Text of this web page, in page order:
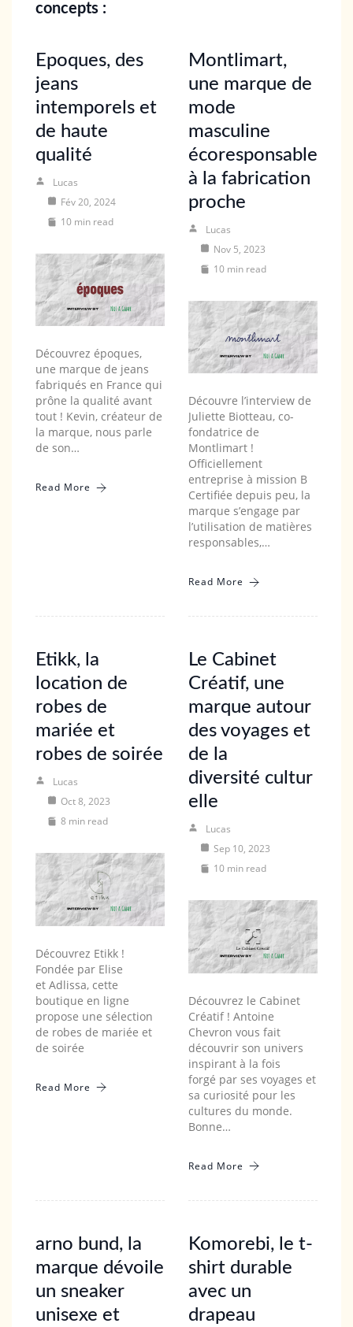
concepts :
Epoques, des
jeans
intemporels et
de haute
qualité
Lucas
Fév 20, 2024
10 min read
Découvrez époques,
une marque de jeans
fabriqués en France qui
prône la qualité avant
tout ! Kevin, créateur de
la marque, nous parle
de son…
Read More
Montlimart,
une marque de
mode
masculine
écoresponsable
à la fabrication
proche
Lucas
Nov 5, 2023
10 min read
Découvre l’interview de
Juliette Biotteau, co-
fondatrice de
Montlimart !
Officiellement
entreprise à mission B
Certifiée depuis peu, la
marque s’engage par
l’utilisation de matières
responsables,…
Read More
Etikk, la
location de
robes de
mariée et
robes de soirée
Lucas
Oct 8, 2023
8 min read
Découvrez Etikk !
Fondée par Elise
et Adlissa, cette
boutique en ligne
propose une sélection
de robes de mariée et
de soirée
Read More
Le Cabinet
Créatif, une
marque autour
des voyages et
de la
diversité cultur
elle
Lucas
Sep 10, 2023
10 min read
Découvrez le Cabinet
Créatif ! Antoine
Chevron vous fait
découvrir son univers
inspirant à la fois
forgé par ses voyages et
sa curiosité pour les
cultures du monde.
Bonne…
Read More
arno bund, la
marque dévoile
un sneaker
unisexe et
Komorebi, le t-
shirt durable
avec un
drapeau